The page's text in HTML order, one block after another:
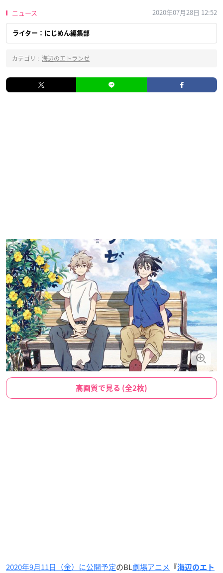
ニュース 2020年07月28日 12:52
ライター：にじめん編集部
カテゴリ : 海辺のエトランゼ
高画質で見る (全2枚)
2020年9月11日（金）に公開予定のBL劇場アニメ 『海辺のエト